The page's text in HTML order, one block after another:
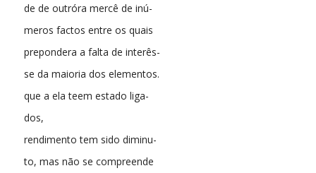
de de outróra mercê de inú-
meros factos entre os quais
prepondera a falta de interês-
se da maioria dos elementos.
que a ela teem estado liga-
dos,
rendimento tem sido diminu-
to, mas não se compreende